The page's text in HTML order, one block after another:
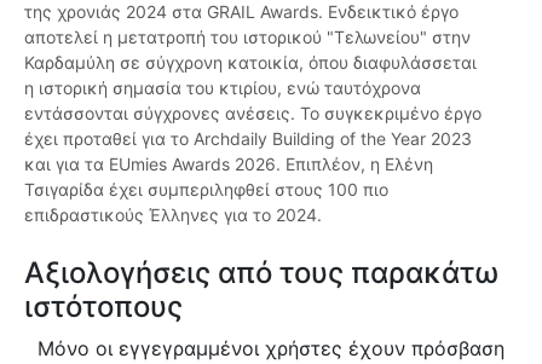
της χρονιάς 2024 στα GRAIL Awards. Ενδεικτικό έργο
αποτελεί η μετατροπή του ιστορικού "Τελωνείου" στην
Καρδαμύλη σε σύγχρονη κατοικία, όπου διαφυλάσσεται
η ιστορική σημασία του κτιρίου, ενώ ταυτόχρονα
εντάσσονται σύγχρονες ανέσεις. Το συγκεκριμένο έργο
έχει προταθεί για το Archdaily Building of the Year 2023
και για τα EUmies Awards 2026. Επιπλέον, η Ελένη
Τσιγαρίδα έχει συμπεριληφθεί στους 100 πιο
επιδραστικούς Έλληνες για το 2024.
Αξιολογήσεις από τους παρακάτω
ιστότοπους
Μόνο οι εγγεγραμμένοι χρήστες έχουν πρόσβαση